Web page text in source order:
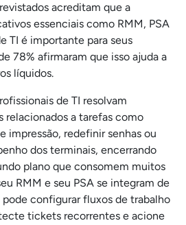
acreditam que a
essenciais como RMM, PSA
TI é importante para seus
78% afirmaram que isso ajuda a
líquidos.
de TI resolvam
a tarefas como
impressão, redefinir senhas ou
dos terminais, encerrando
plano que consomem muitos
RMM e seu PSA se integram de
configurar fluxos de trabalho
tickets recorrentes e acione